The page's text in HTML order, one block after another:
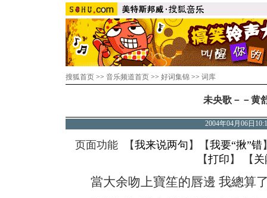
搜狐首页 >> 音乐频道首页 >> 好词集锦 >> 词库
未央歌－－黄
2004年04月06日
页面功能 【我来说两句 】【我要“揪”错
【打印 】 【 关
當大余吻上寶笙的唇邊 我總算